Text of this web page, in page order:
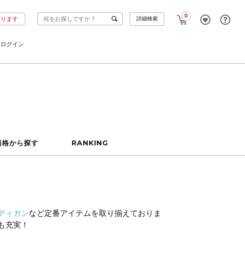
ます 0
詳細検索
ログイン
格から探す RANKING
ィガンなど定番アイテムを取り揃えておりま
充実！